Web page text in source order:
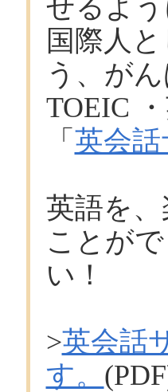
せるよう
国際人
う、が
TOEIC
「 英会
英語を
ことが
い！
>英会話
す。